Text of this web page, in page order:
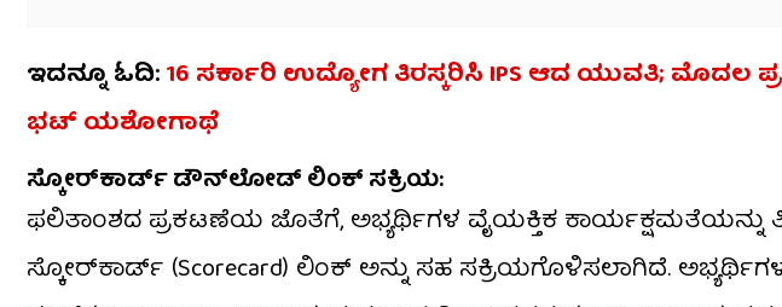
ಇದನ್ನೂ ಓದಿ:16 ಸರ್ಕಾರಿ ಉದ್ಯೋಗ ತಿರಸ್ಕರಿಸಿ IPS ಆದ ಯುವತಿ; ಮೊದಲ
ಭಟ್ ಯಶೋಗಾಥೆ
ಸ್ಕೋರ್‌ಕಾರ್ಡ್ ಡೌನ್‌ಲೋಡ್ ಲಿಂಕ್ ಸಕ್ರಿಯ:
ಫಲಿತಾಂಶದ ಪ್ರಕಟಣೆಯ ಜೊತೆಗೆ, ಅಭ್ಯರ್ಥಿಗಳ ವೈಯಕ್ತಿಕ
ಸ್ಕೋರ್‌ಕಾರ್ಡ್ (Scorecard) ಲಿಂಕ್ ಅನ್ನು ಸಹ ಸಕ್ರಿಯಗೊಳಿಸಲಾಗಿದೆ.